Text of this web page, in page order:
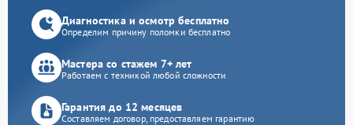
Диагностика и осмотр бесплатно
Определим причину поломки бесплатно
Мастера со стажем 7+ лет
Работаем с техникой любой сложности
Гарантия до 12 месяцев
Составляем договор, предоставляем гарантию